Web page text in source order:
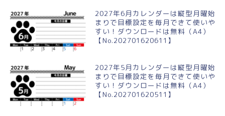
2027年6月カレンダーは縦型月曜始
まりで目標設定を毎月できて使いや
すい！ダウンロードは無料（A4）
【No.202701620611】
2027年5月カレンダーは縦型月曜始
まりで目標設定を毎月できて使いや
すい！ダウンロードは無料（A4）
【No.202701620511】